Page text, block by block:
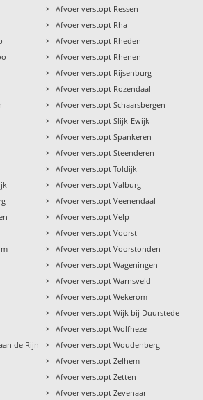
de Rijn
› Afvoer verstopt Ressen
› Afvoer verstopt Rha
› Afvoer verstopt Rheden
› Afvoer verstopt Rhenen
› Afvoer verstopt Rijsenburg
› Afvoer verstopt Rozendaal
› Afvoer verstopt Schaarsbergen
› Afvoer verstopt Slijk-Ewijk
› Afvoer verstopt Spankeren
› Afvoer verstopt Steenderen
› Afvoer verstopt Toldijk
› Afvoer verstopt Valburg
› Afvoer verstopt Veenendaal
› Afvoer verstopt Velp
› Afvoer verstopt Voorst
› Afvoer verstopt Voorstonden
› Afvoer verstopt Wageningen
› Afvoer verstopt Warnsveld
› Afvoer verstopt Wekerom
› Afvoer verstopt Wijk bij Duurstede
› Afvoer verstopt Wolfheze
› Afvoer verstopt Woudenberg
› Afvoer verstopt Zelhem
› Afvoer verstopt Zetten
› Afvoer verstopt Zevenaar